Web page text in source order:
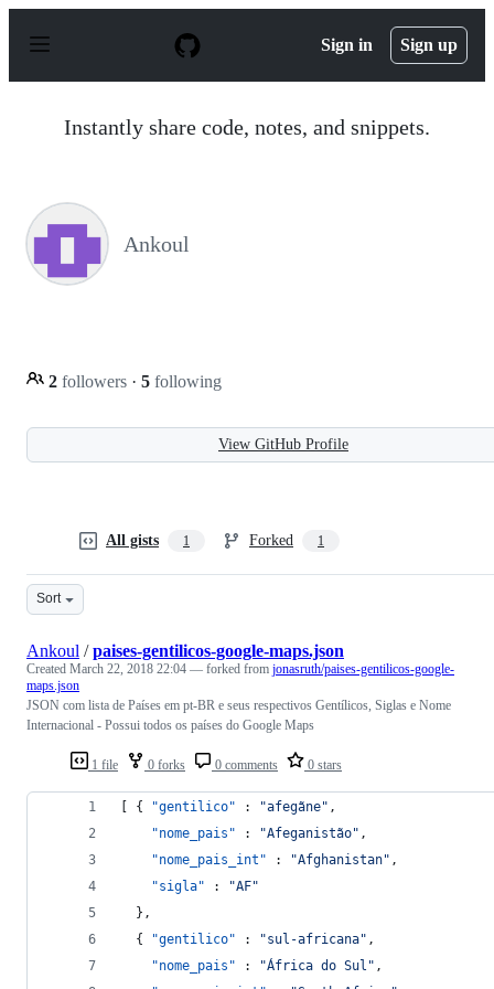
p
Sign in Sign up
Instantly share code, notes, and snippets.
Ankoul
2 followers · 5 following
View GitHub Profile
All gists 1 Forked 1
Sort
1 file 0 forks 0 comments 0 stars
Ankoul /paises-gentilicos-google-maps.json
Created March 22, 2018 22:04 — forked from jonasruth/paises-gentilicos-google-
maps.json
JSON com lista de Países em pt-BR e seus respectivos Gentílicos, Siglas e Nome
Internacional - Possui todos os países do Google Maps
[ { "gentilico" : "afegãne" ,
"nome_pais" : "Afeganistão" ,
"nome_pais_int" : "Afghanistan" ,
"sigla" : "AF"
  },
  {
"gentilico" : "sul-africana" ,
"nome_pais" : "África do Sul " ,